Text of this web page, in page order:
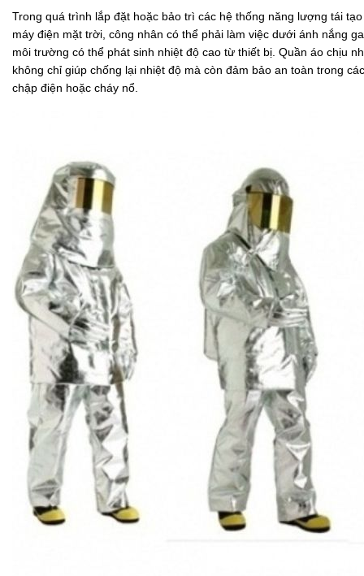
Trong quá trình lắp đặt hoặc bảo trì các hệ thống năng lượng tái
máy điện mặt trời, công nhân có thể phải làm việc dưới ánh nắng
môi trường có thể phát sinh nhiệt độ cao từ thiết bị. Quần áo chịu
không chỉ giúp chống lại nhiệt độ mà còn đảm bảo an toàn trong
chập điện hoặc cháy nổ.